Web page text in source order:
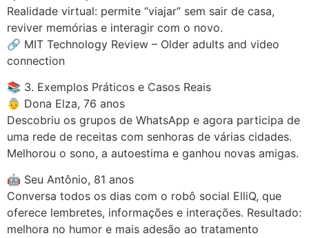
Realidade virtual: permite “viajar” sem sair de casa,
reviver memórias e interagir com o novo.
🔗 MIT Technology Review – Older adults and video
connection
📚 3. Exemplos Práticos e Casos Reais
👵 Dona Elza, 76 anos
Descobriu os grupos de WhatsApp e agora participa de
uma rede de receitas com senhoras de várias cidades.
Melhorou o sono, a autoestima e ganhou novas amigas.
🤖 Seu Antônio, 81 anos
Conversa todos os dias com o robô social ElliQ, que
oferece lembretes, informações e interações. Resultado:
melhora no humor e mais adesão ao tratamento